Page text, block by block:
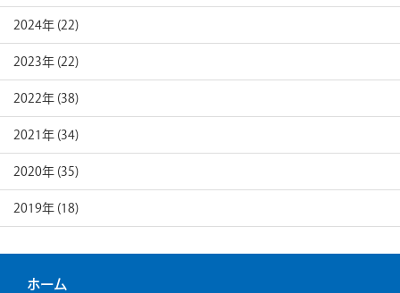
2024年 (22)
2023年 (22)
2022年 (38)
2021年 (34)
2020年 (35)
2019年 (18)
ホーム